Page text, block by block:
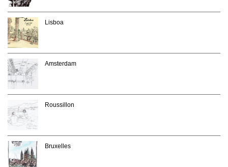
Lisboa
Amsterdam
Roussillon
Bruxelles